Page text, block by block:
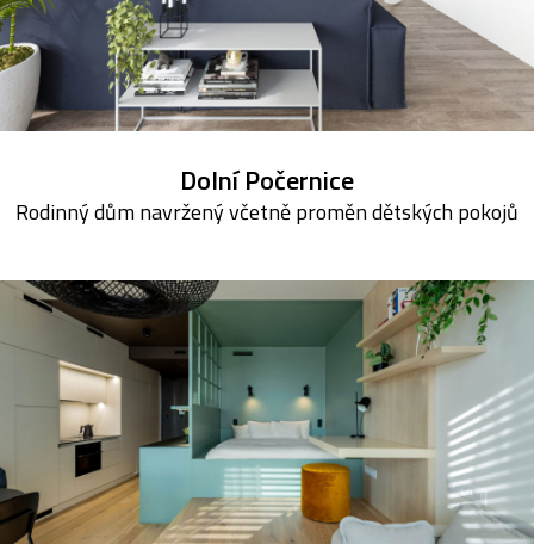
Dolní Počernice
Rodinný dům navržený včetně proměn dětských pokojů